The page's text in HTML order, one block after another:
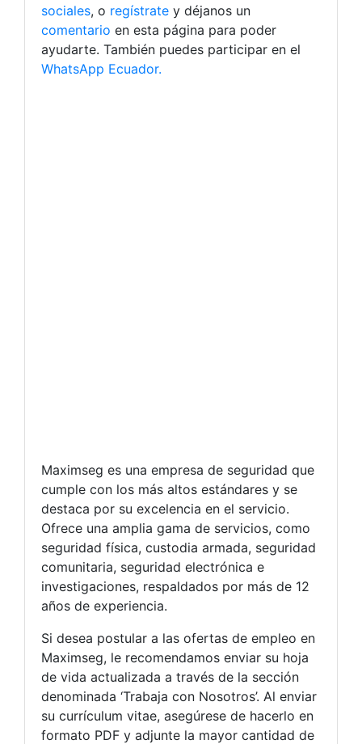
sociales, o regístrate y déjanos un
comentario en esta página para poder
ayudarte. También puedes participar en el
WhatsApp Ecuador.
Maximseg es una empresa de seguridad que
cumple con los más altos estándares y se
destaca por su excelencia en el servicio.
Ofrece una amplia gama de servicios, como
seguridad física, custodia armada, seguridad
comunitaria, seguridad electrónica e
investigaciones, respaldados por más de 12
años de experiencia.
Si desea postular a las ofertas de empleo en
Maximseg, le recomendamos enviar su hoja
de vida actualizada a través de la sección
denominada ‘Trabaja con Nosotros’. Al enviar
su currículum vitae, asegúrese de hacerlo en
formato PDF y adjunte la mayor cantidad de